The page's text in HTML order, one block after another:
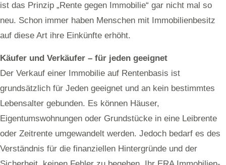
ist das Prinzip „Rente gegen Immobilie“ gar nicht mal so
neu. Schon immer haben Menschen mit Immobilienbesitz
auf diese Art ihre Einkünfte erhöht.
Käufer und Verkäufer – für jeden geeignet
Der Verkauf einer Immobilie auf Rentenbasis ist
grundsätzlich für Jeden geeignet und an kein bestimmtes
Lebensalter gebunden. Es können Häuser,
Eigentumswohnungen oder Grundstücke in eine Leibrente
oder Zeitrente umgewandelt werden. Jedoch bedarf es des
Verständnis für die finanziellen Hintergründe und der